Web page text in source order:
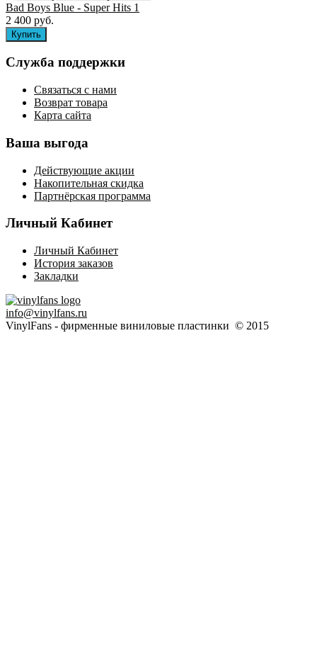
Bad Boys Blue - Super Hits 1
2 400 руб.
Служба поддержки
Связаться с нами
Возврат товара
Карта сайта
Ваша выгода
Действующие акции
Накопительная скидка
Партнёрская программа
Личный Кабинет
Личный Кабинет
История заказов
Закладки
info@vinylfans.ru
VinylFans - фирменные виниловые пластинки © 2015